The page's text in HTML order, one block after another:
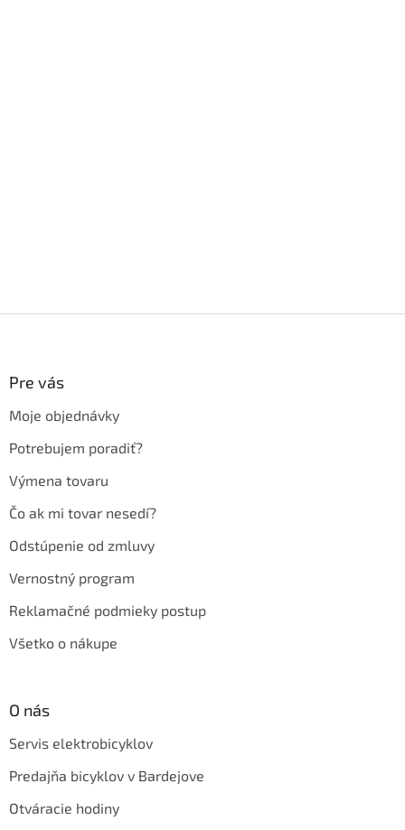
Pre vás
Moje objednávky
Potrebujem poradiť?
Výmena tovaru
Čo ak mi tovar nesedí?
Odstúpenie od zmluvy
Vernostný program
Reklamačné podmieky postup
Všetko o nákupe
O nás
Servis elektrobicyklov
Predajňa bicyklov v Bardejove
Otváracie hodiny